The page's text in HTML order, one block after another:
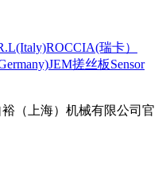
ROCCIA(瑞卡）
JEM搓丝板Sensor
（上海）机械有限公司官